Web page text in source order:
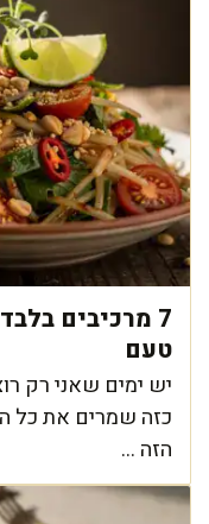
7 מרכיבים
טעם
יש ימים שאני רק
כזה שמרים את כל
הזה ...